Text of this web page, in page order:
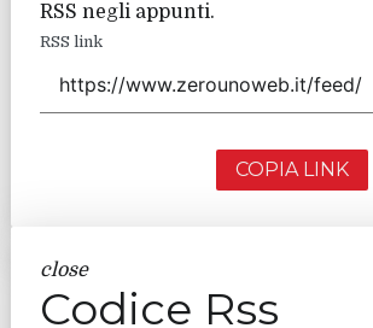
RSS negli appunti.
RSS link
COPIA LINK
close
Codice Rss